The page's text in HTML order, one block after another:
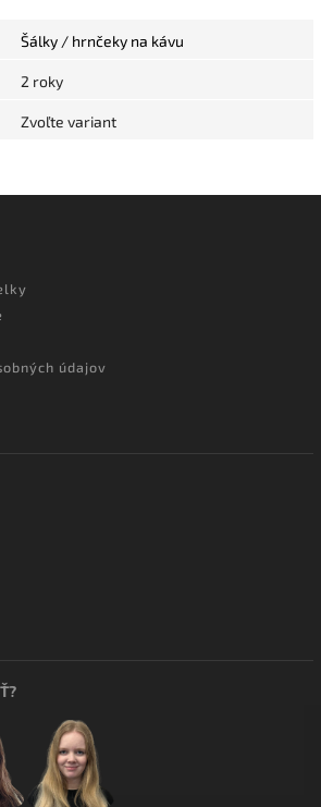
Šálky / hrnčeky na kávu
2 roky
Zvoľte variant
údajov